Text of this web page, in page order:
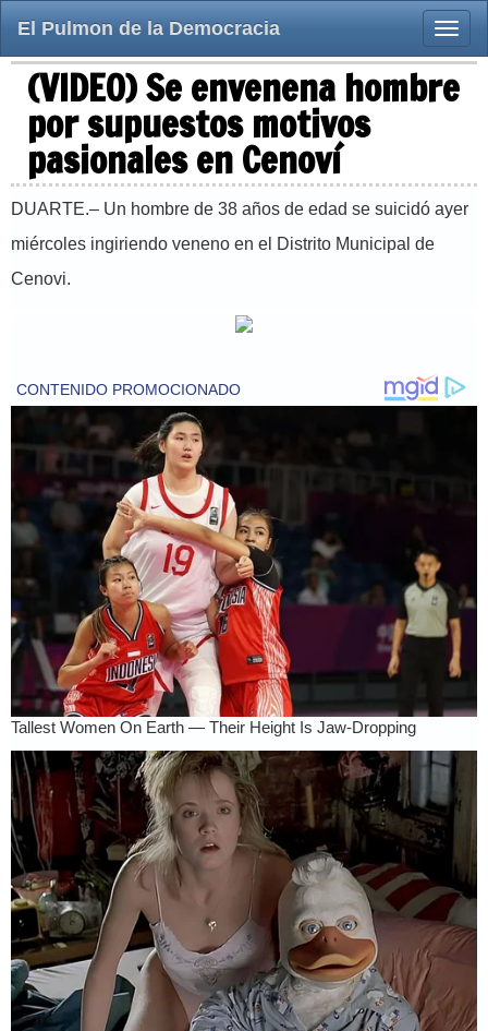
Toggle
El Pulmon de la Democracia
(VIDEO) Se envenena hombre
por supuestos motivos
pasionales en Cenoví
DUARTE.– Un hombre de 38 años de edad se suicidó ayer
miércoles ingiriendo veneno en el Distrito Municipal de
Cenovi.